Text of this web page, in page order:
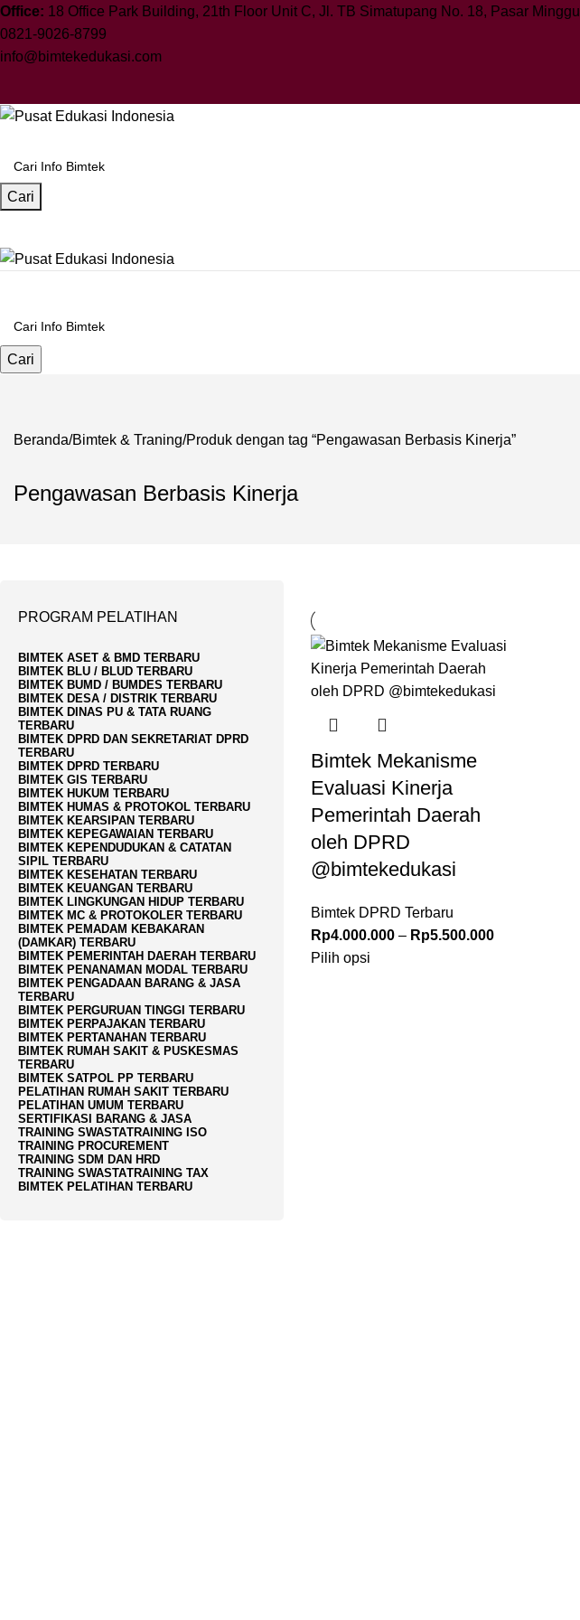
Office: 18 Office Park Building, 21th Floor Unit C, Jl. TB Simatupang No. 18, Pasar Minggu
0821-9026-8799
info@bimtekedukasi.com
Cari
Cari
Beranda Bimtek & Traning Produk dengan tag “Pengawasan Berbasis Kinerja”
Pengawasan Berbasis Kinerja
PROGRAM PELATIHAN
BIMTEK ASET & BMD TERBARU
BIMTEK BLU / BLUD TERBARU
BIMTEK BUMD / BUMDES TERBARU
BIMTEK DESA / DISTRIK TERBARU
BIMTEK DINAS PU & TATA RUANG
TERBARU
BIMTEK DPRD DAN SEKRETARIAT DPRD
TERBARU
BIMTEK DPRD TERBARU
BIMTEK GIS TERBARU
BIMTEK HUKUM TERBARU
BIMTEK HUMAS & PROTOKOL TERBARU
BIMTEK KEARSIPAN TERBARU
BIMTEK KEPEGAWAIAN TERBARU
BIMTEK KEPENDUDUKAN & CATATAN
SIPIL TERBARU
BIMTEK KESEHATAN TERBARU
BIMTEK KEUANGAN TERBARU
BIMTEK LINGKUNGAN HIDUP TERBARU
BIMTEK MC & PROTOKOLER TERBARU
BIMTEK PEMADAM KEBAKARAN
(DAMKAR) TERBARU
BIMTEK PEMERINTAH DAERAH TERBARU
BIMTEK PENANAMAN MODAL TERBARU
BIMTEK PENGADAAN BARANG & JASA
TERBARU
BIMTEK PERGURUAN TINGGI TERBARU
BIMTEK PERPAJAKAN TERBARU
BIMTEK PERTANAHAN TERBARU
BIMTEK RUMAH SAKIT & PUSKESMAS
TERBARU
BIMTEK SATPOL PP TERBARU
PELATIHAN RUMAH SAKIT TERBARU
PELATIHAN UMUM TERBARU
SERTIFIKASI BARANG & JASA
TRAINING SWASTATRAINING ISO
TRAINING PROCUREMENT
TRAINING SDM DAN HRD
TRAINING SWASTATRAINING TAX
BIMTEK PELATIHAN TERBARU
Bimtek Mekanisme
Evaluasi Kinerja
Pemerintah Daerah
oleh DPRD
@bimtekedukasi
Bimtek DPRD Terbaru
Rp4.000.000 – Rp5.500.000
Pilih opsi